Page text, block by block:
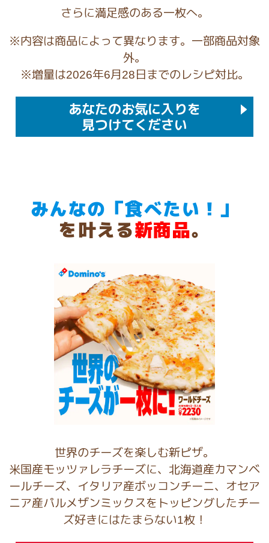
さらに満足感のある一枚へ。
※内容は商品によって異なります。一部商品対象
外。
※増量は2026年6月28日までのレシピ対比。
あなたのお気に入りを
見つけてください
みんなの「食べたい！」
を叶える新商品。
世界のチーズを楽しむ新ピザ。
米国産モッツァレラチーズに、北海道産カマンベ
ールチーズ、イタリア産ボッコンチーニ、オセア
ニア産パルメザンミックスをトッピングしたチー
ズ好きにはたまらない1枚！